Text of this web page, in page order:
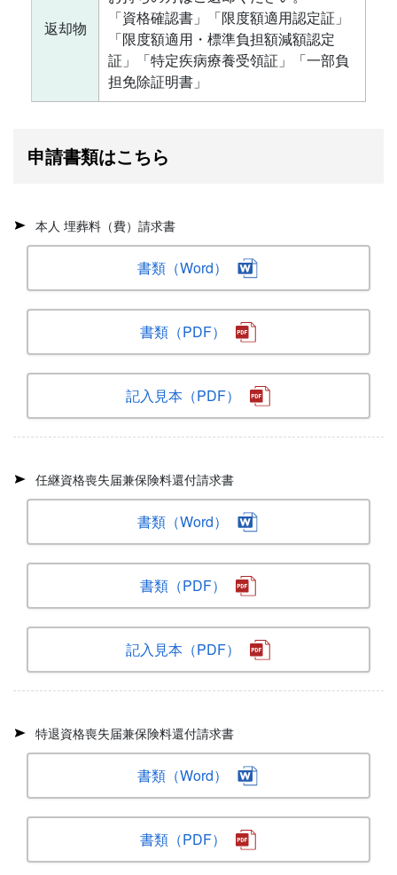
返却物
「資格確認書」「限度額適用認定証」
「限度額適用・標準負担額減額認定
証」「特定疾病療養受領証」「一部負
担免除証明書」
申請書類はこちら
本人 埋葬料（費）請求書
書類（Word）
書類（PDF）
記入見本（PDF）
任継資格喪失届兼保険料還付請求書
書類（Word）
書類（PDF）
記入見本（PDF）
特退資格喪失届兼保険料還付請求書
書類（Word）
書類（PDF）